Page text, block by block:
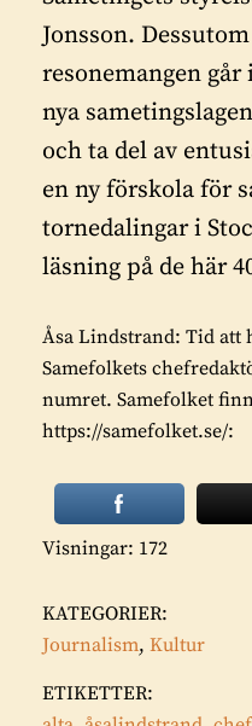
Jonsson.
resonemangen
nya
och ta del av
en ny förskola för
tornedalingar i
läsning på de här
Åsa Lindstrand: Tid att
Samefolkets
numret. Samefolket
https://samefolket.se/:
Visningar: 172
KATEGORIER:
Journalism, Kultur
ETIKETTER: